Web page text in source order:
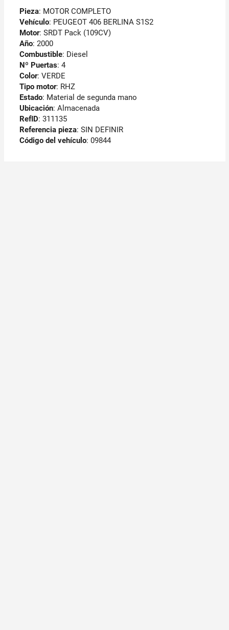
Pieza: MOTOR COMPLETO
Vehículo: PEUGEOT 406 BERLINA S1S2
Motor: SRDT Pack (109CV)
Año: 2000
Combustible: Diesel
Nº Puertas: 4
Color: VERDE
Tipo motor: RHZ
Estado: Material de segunda mano
Ubicación: Almacenada
RefID: 311135
Referencia pieza: SIN DEFINIR
Código del vehículo: 09844